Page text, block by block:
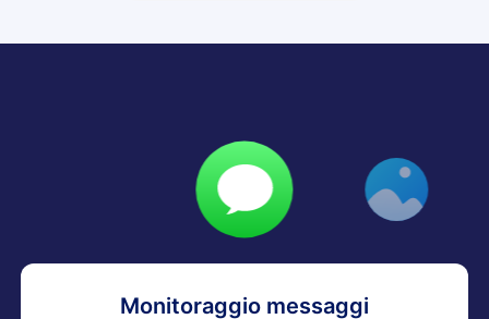
Monitoraggio messaggi